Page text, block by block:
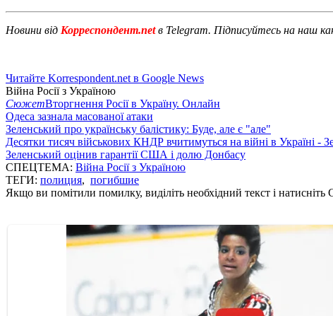
Новини від Корреспондент.netв Telegram. Підписуйтесь на наш
Читайте Korrespondent.net в Google News
Війна Росії з Україною
СюжетВторгнення Росії в Україну. Онлайн
Одеса зазнала масованої атаки
Зеленський про українську балістику: Буде, але є "але"
Десятки тисяч військових КНДР вчитимуться на війні в Україні -
Зеленський оцінив гарантії США і долю Донбасу
СПЕЦТЕМА: Війна Росії з Україною
ТЕГИ: полиция, погибшие
Якщо ви помітили помилку, виділіть необхідний текст і